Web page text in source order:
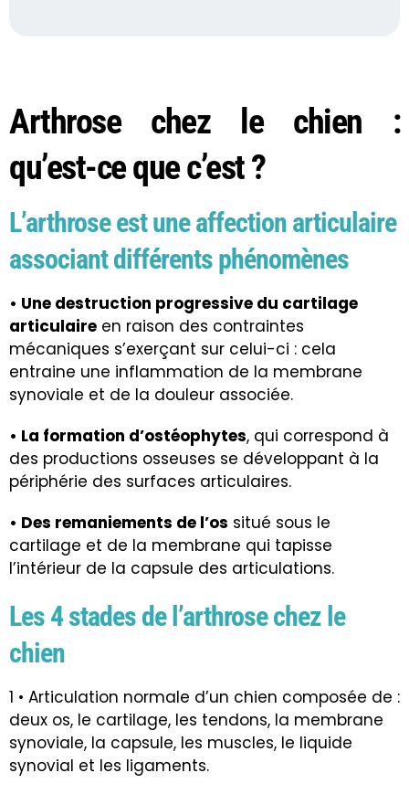
Arthrose chez le chien :
qu’est-ce que c’est ?
L’arthrose est une affection articulaire
associant différents phénomènes
• Une destruction progressive du cartilage
articulaire en raison des contraintes
mécaniques s’exerçant sur celui-ci : cela
entraine une inflammation de la membrane
synoviale et de la douleur associée.
• La formation d’ostéophytes, qui correspond à
des productions osseuses se développant à la
périphérie des surfaces articulaires.
• Des remaniements de l’os situé sous le
cartilage et de la membrane qui tapisse
l’intérieur de la capsule des articulations.
Les 4 stades de l’arthrose chez le
chien
1 • Articulation normale d’un chien composée de :
deux os, le cartilage, les tendons, la membrane
synoviale, la capsule, les muscles, le liquide
synovial et les ligaments.